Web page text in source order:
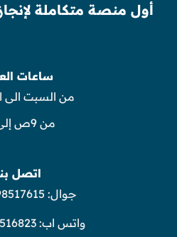
أول منصة متكاملة
ساعات
من السبت
من 9ص إلى 9م
اتصل
جوال:
واتس اب: